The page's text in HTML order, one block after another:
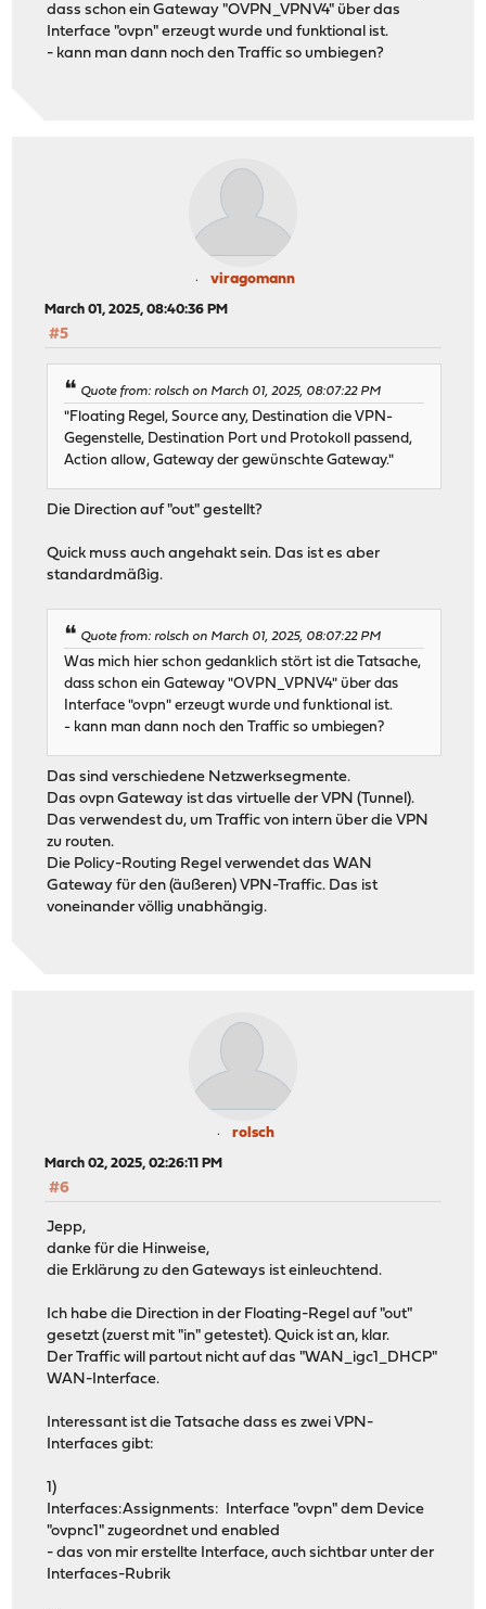
dass schon ein Gateway "OVPN_VPNV4" über das
Interface "ovpn" erzeugt wurde und funktional ist.
- kann man dann noch den Traffic so umbiegen?
viragomann
March 01, 2025, 08:40:36 PM
#5
Quote from: rolsch on March 01, 2025, 08:07:22 PM
"Floating Regel, Source any, Destination die VPN-
Gegenstelle, Destination Port und Protokoll passend,
Action allow, Gateway der gewünschte Gateway."
Die Direction auf "out" gestellt?
Quick muss auch angehakt sein. Das ist es aber
standardmäßig.
Quote from: rolsch on March 01, 2025, 08:07:22 PM
Was mich hier schon gedanklich stört ist die Tatsache,
dass schon ein Gateway "OVPN_VPNV4" über das
Interface "ovpn" erzeugt wurde und funktional ist.
- kann man dann noch den Traffic so umbiegen?
Das sind verschiedene Netzwerksegmente.
Das ovpn Gateway ist das virtuelle der VPN (Tunnel).
Das verwendest du, um Traffic von intern über die VPN
zu routen.
Die Policy-Routing Regel verwendet das WAN
Gateway für den (äußeren) VPN-Traffic. Das ist
voneinander völlig unabhängig.
rolsch
March 02, 2025, 02:26:11 PM
#6
Jepp,
danke für die Hinweise,
die Erklärung zu den Gateways ist einleuchtend.
Ich habe die Direction in der Floating-Regel auf "out"
gesetzt (zuerst mit "in" getestet). Quick ist an, klar.
Der Traffic will partout nicht auf das "WAN_igc1_DHCP"
WAN-Interface.
Interessant ist die Tatsache dass es zwei VPN-
Interfaces gibt:
1)
Interfaces:Assignments: Interface "ovpn" dem Device
"ovpnc1" zugeordnet und enabled
- das von mir erstellte Interface, auch sichtbar unter der
Interfaces-Rubrik